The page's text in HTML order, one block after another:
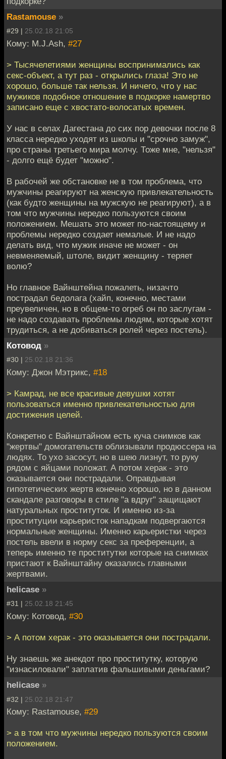
Rastamouse »
#29 | 25.02.18 21:05
Кому: M.J.Ash, #27
> Тысячелетиями женщины воспринимались как
секс-объект, а тут раз - открылись глаза! Это не
хорошо, больше так нельзя. И ничего, что у нас
мужиков подобное отношение в подкорке намертво
записано еще с хвостато-волосатых времен.
У нас в селах Дагестана до сих пор девочки после 8
класса нередко уходят из школы и "срочно замуж",
про страны третьего мира молчу. Тоже мне, "нельзя"
- долго ещё будет "можно".
В рабочей же обстановке не в том проблема, что
мужчины реагируют на женскую привлекательность
(как будто женщины на мужскую не реагируют), а в
том что мужчины нередко пользуются своим
положением. Мешать это может по-настоящему и
проблемы нередко создает немалые. И не надо
делать вид, что мужик иначе не может - он
невменяемый, штоле, видит женщину - теряет
волю?
Но главное Вайнштейна пожалеть, низачто
пострадал бедолага (хайп, конечно, местами
преувеличен, но в общем-то огреб он по заслугам -
не надо создавать проблемы людям, которые хотят
трудиться, а не добиваться ролей через постель).
Котовод »
#30 | 25.02.18 21:36
Кому: Джон Мэтрикс, #18
> Камрад, не все красивые девушки хотят
пользоваться именно привлекательностью для
достижения целей.
Конкретно с Вайнштайном есть куча снимков как
"жертвы" домогательств облизывали продюссера на
людях. То ухо засосут, но в шею лизнут, то руку
рядом с яйцами положат. А потом херак - это
оказывается они пострадали. Оправдывая
гипотетических жертв конечно хорошо, но в данном
скандале разговоры в стиле "а вдруг" защищают
натуральных проституток. И именно из-за
проституции карьеристок нападкам подвергаются
нормальные женщины. Именно карьеристки через
постель ввели в норму секс за преференции, а
теперь именно те проститутки которые на снимках
пристают к Вайнштайну оказались главными
жертвами.
helicase »
#31 | 25.02.18 21:45
Кому: Котовод, #30
> А потом херак - это оказывается они пострадали.
Ну знаешь же анекдот про проститутку, которую
"изнасиловали" заплатив фальшивыми деньгами?
helicase »
#32 | 25.02.18 21:47
Кому: Rastamouse, #29
> а в том что мужчины нередко пользуются своим
положением.